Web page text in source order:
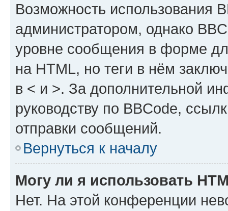
Возможность использования
администратором, однако
уровне сообщения в форме
на HTML, но теги в нём
в < и >. За дополнительной
руководству по BBCode,
отправки сообщений.
Вернуться к началу
Могу ли я использовать
Нет. На этой конференции